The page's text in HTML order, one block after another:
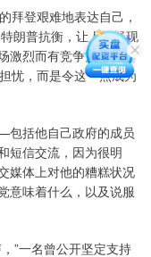
登艰难地表达自己，
朗普抗衡，让人怀疑现
激烈而有竞争力的竞选
忧，而是令这一点成为
括他自己政府的成员
短信交流，因为很明
媒体上对他的糟糕状况
意味着什么，以及说服
”一名曾公开坚定支持